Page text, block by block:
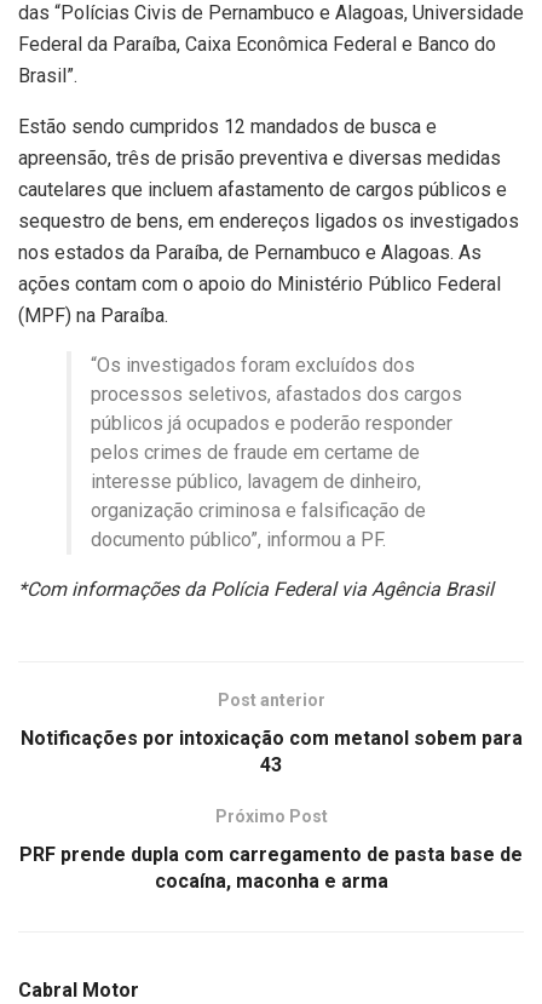
das “Polícias Civis de Pernambuco e Alagoas, Universidade
Federal da Paraíba, Caixa Econômica Federal e Banco do
Brasil”.
Estão sendo cumpridos 12 mandados de busca e
apreensão, três de prisão preventiva e diversas medidas
cautelares que incluem afastamento de cargos públicos e
sequestro de bens, em endereços ligados os investigados
nos estados da Paraíba, de Pernambuco e Alagoas. As
ações contam com o apoio do Ministério Público Federal
(MPF) na Paraíba.
“Os investigados foram excluídos dos
processos seletivos, afastados dos cargos
públicos já ocupados e poderão responder
pelos crimes de fraude em certame de
interesse público, lavagem de dinheiro,
organização criminosa e falsificação de
documento público”, informou a PF.
*Com informações da Polícia Federal via Agência Brasil
Post anterior
Notificações por intoxicação com metanol sobem para
43
Próximo Post
PRF prende dupla com carregamento de pasta base de
cocaína, maconha e arma
Cabral Motor